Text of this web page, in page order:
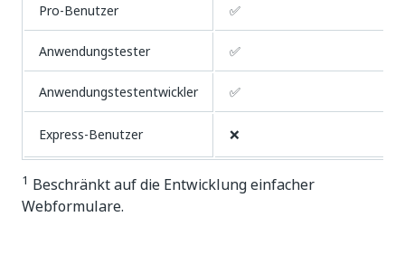
Pro-Benutzer ✅
Anwendungstester ✅
Anwendungstestentwickler ✅
Express-Benutzer ❌
1 Beschränkt auf die Entwicklung einfacher
Webformulare.